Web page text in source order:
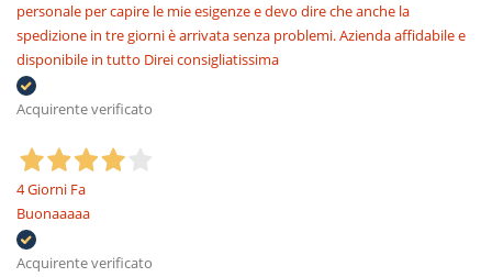
personale per capire le mie esigenze e devo dire che anche la
spedizione in tre giorni è arrivata senza problemi. Azienda affidabile e
disponibile in tutto Direi consigliatissima
Acquirente verificato
4 Giorni Fa
Buonaaaaa
Acquirente verificato